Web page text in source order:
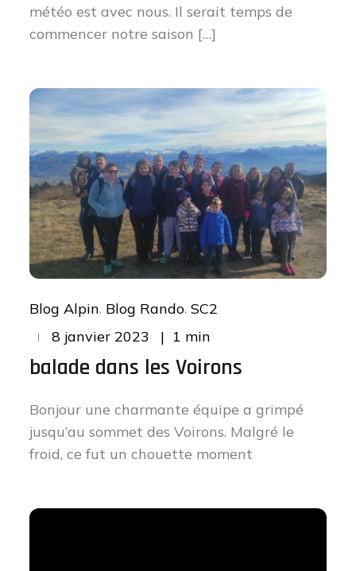
météo est avec nous. Il serait temps de
commencer notre saison […]
Blog Alpin Blog Rando SC2
Posted
on
8 janvier 2023 1 min
balade dans les Voirons
Bonjour une charmante équipe a grimpé
jusqu’au sommet des Voirons. Malgré le
froid, ce fut un chouette moment